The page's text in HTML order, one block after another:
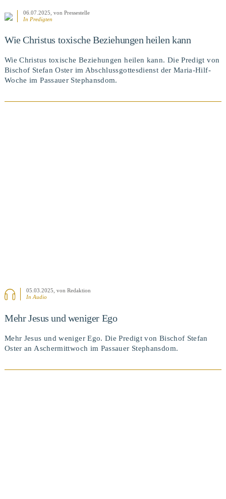
06.07.2025 , von Pressestelle
In Predigten
Wie Christus toxische Beziehungen heilen kann
Wie Christus toxische Beziehungen heilen kann. Die Predigt von
Bischof Stefan Oster im Abschlussgottesdienst der Maria-Hilf-
Woche im Passauer Stephansdom.
05.03.2025, von Redaktion
In Audio
Mehr Jesus und weniger Ego
Mehr Jesus und weniger Ego. Die Predigt von Bischof Stefan
Oster an Aschermittwoch im Passauer Stephansdom.